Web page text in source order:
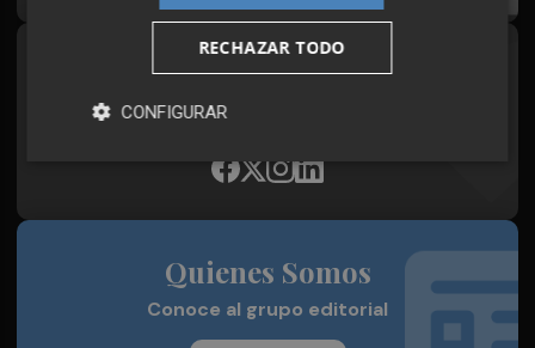
Síguenos en redes
Plaza Podcast, desde cualquier medio
Quienes Somos
Conoce al grupo editorial
RECHAZAR TODO
CONFIGURAR